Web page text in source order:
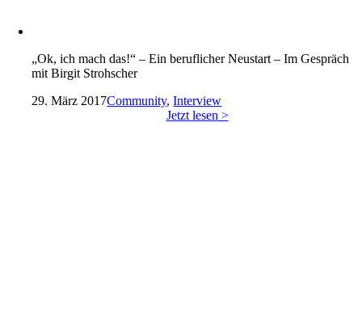
„Ok, ich mach das!“ – Ein beruflicher Neustart – Im Gespräch
mit Birgit Strohscher
29. März 2017Community,Interview
Jetzt lesen >